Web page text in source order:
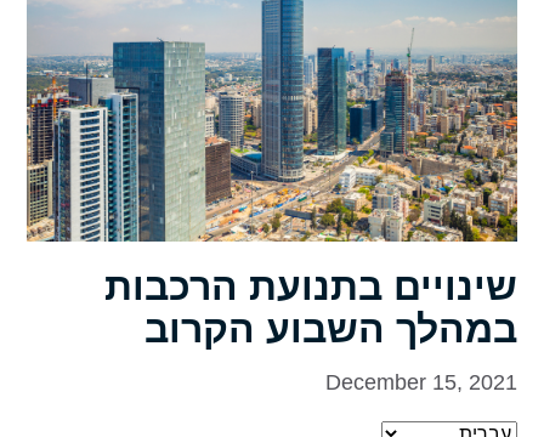
שינויים בתנועת הרכבות
במהלך השבוע הקרוב
December 15, 2021